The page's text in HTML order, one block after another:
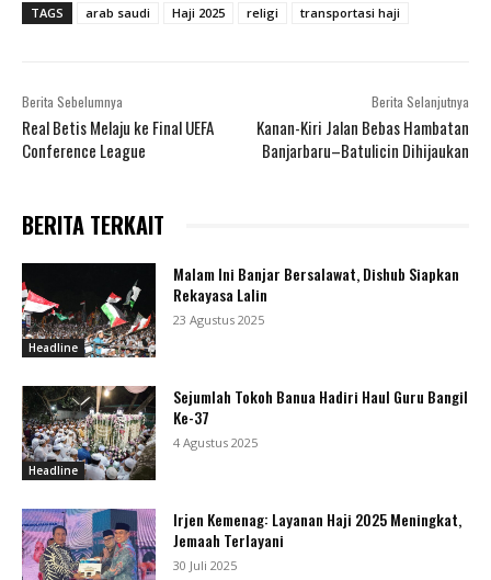
TAGS arab saudi Haji 2025 religi transportasi haji
Berita Sebelumnya
Real Betis Melaju ke Final UEFA
Conference League
Berita Selanjutnya
Kanan-Kiri Jalan Bebas Hambatan
Banjarbaru–Batulicin Dihijaukan
BERITA TERKAIT
Headline
Malam Ini Banjar Bersalawat, Dishub Siapkan
Rekayasa Lalin
23 Agustus 2025
Headline
Sejumlah Tokoh Banua Hadiri Haul Guru Bangil
Ke-37
4 Agustus 2025
Irjen Kemenag: Layanan Haji 2025 Meningkat,
Jemaah Terlayani
30 Juli 2025